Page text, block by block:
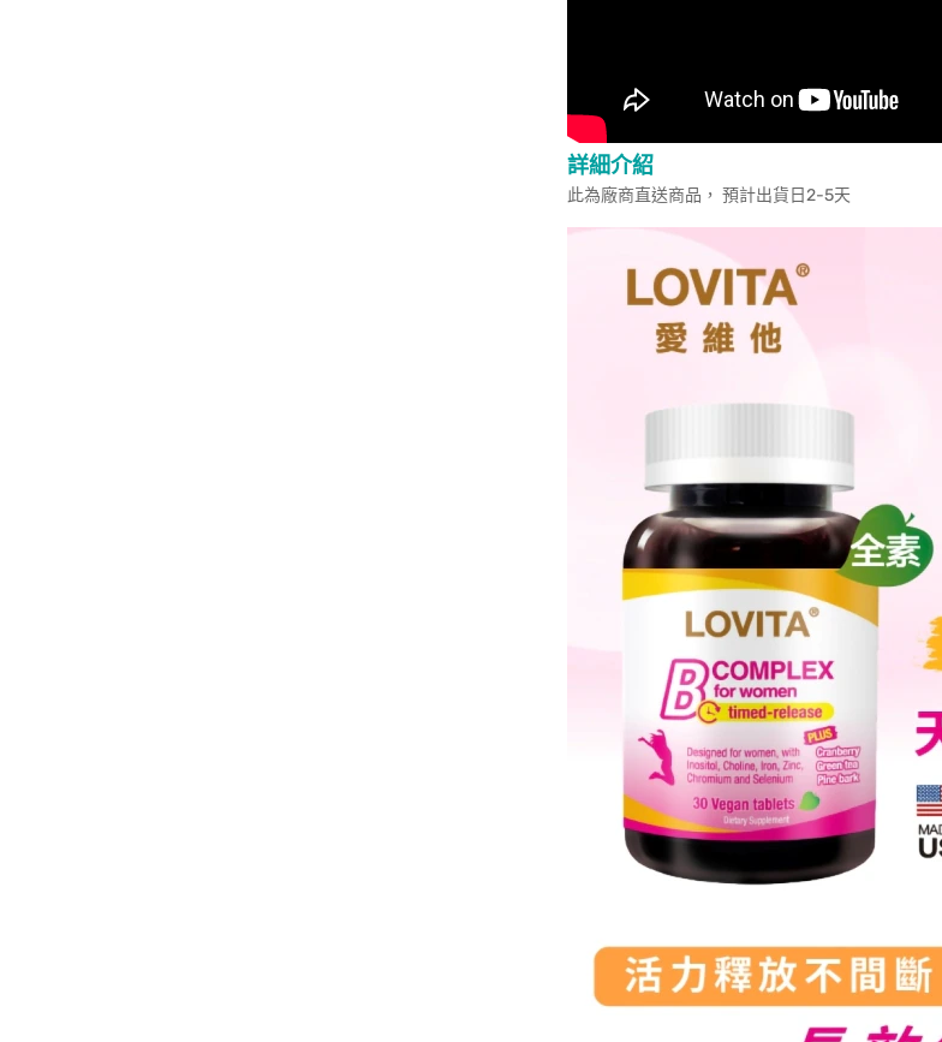
詳細介紹
此為廠商直送商品， 預計出貨日2-5天